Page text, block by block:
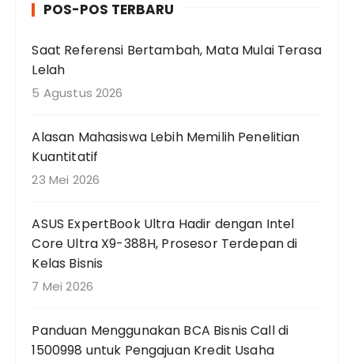
i
n
u
n
u
k
POS-POS TERBARU
Saat Referensi Bertambah, Mata Mulai Terasa
Lelah
5 Agustus 2026
Alasan Mahasiswa Lebih Memilih Penelitian
Kuantitatif
23 Mei 2026
ASUS ExpertBook Ultra Hadir dengan Intel
Core Ultra X9-388H, Prosesor Terdepan di
Kelas Bisnis
7 Mei 2026
Panduan Menggunakan BCA Bisnis Call di
1500998 untuk Pengajuan Kredit Usaha